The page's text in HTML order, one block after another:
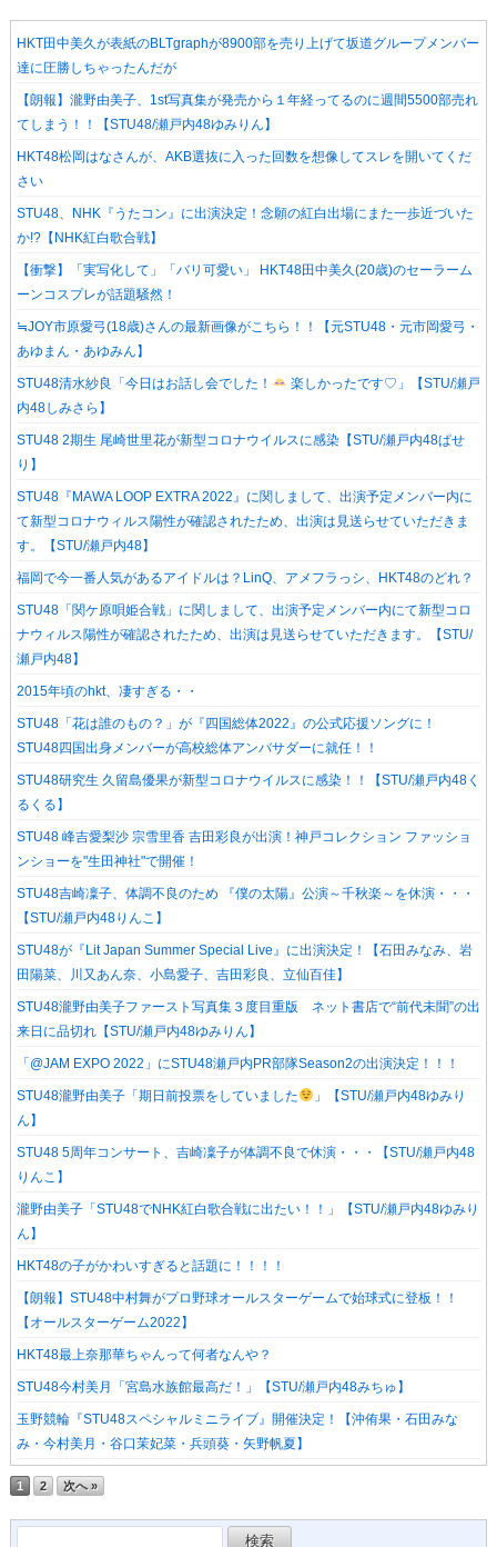
HKT田中美久が表紙のBLTgraphが8900部を売り上げて坂道グループメンバー
達に圧勝しちゃったんだが
【朗報】瀧野由美子、1st写真集が発売から１年経ってるのに週間5500部売れ
てしまう！！【STU48/瀬戸内48ゆみりん】
HKT48松岡はなさんが、AKB選抜に入った回数を想像してスレを開いてくだ
さい
STU48、NHK『うたコン』に出演決定！念願の紅白出場にまた一歩近づいた
か!?【NHK紅白歌合戦】
【衝撃】「実写化して」「バリ可愛い」 HKT48田中美久(20歳)のセーラーム
ーンコスプレが話題騒然！
≒JOY市原愛弓(18歳)さんの最新画像がこちら！！【元STU48・元市岡愛弓・
あゆまん・あゆみん】
STU48清水紗良「今日はお話し会でした！
楽しかったです♡」【STU/瀬戸
内48しみさら】
STU48 2期生 尾崎世里花が新型コロナウイルスに感染【STU/瀬戸内48ぱせ
り】
STU48『MAWA LOOP EXTRA 2022』に関しまして、出演予定メンバー内に
て新型コロナウィルス陽性が確認されたため、出演は見送らせていただきま
す。【STU/瀬戸内48】
福岡で今一番人気があるアイドルは？LinQ、アメフラっシ、HKT48のどれ？
STU48「関ケ原唄姫合戦」に関しまして、出演予定メンバー内にて新型コロ
ナウィルス陽性が確認されたため、出演は見送らせていただきます。【STU/
瀬戸内48】
2015年頃のhkt、凄すぎる・・
STU48「花は誰のもの？」が『四国総体2022』の公式応援ソングに！
STU48四国出身メンバーが高校総体アンバサダーに就任！！
STU48研究生 久留島優果が新型コロナウイルスに感染！！【STU/瀬戸内48く
るくる】
STU48 峰吉愛梨沙 宗雪里香 吉田彩良が出演！神戸コレクション ファッショ
ンショーを"生田神社"で開催！
STU48吉崎凜子、体調不良のため 『僕の太陽』公演～千秋楽～を休演・・・
【STU/瀬戸内48りんこ】
STU48が『Lit Japan Summer Special Live』に出演決定！【石田みなみ、岩
田陽菜、川又あん奈、小島愛子、吉田彩良、立仙百佳】
STU48瀧野由美子ファースト写真集３度目重版 ネット書店で“前代未聞”の出
来日に品切れ【STU/瀬戸内48ゆみりん】
「@JAM EXPO 2022」にSTU48瀬戸内PR部隊Season2の出演決定！！！
STU48瀧野由美子「期日前投票をしていました
」【STU/瀬戸内48ゆみり
ん】
STU48 5周年コンサート、吉崎凜子が体調不良で休演・・・【STU/瀬戸内48
りんこ】
瀧野由美子「STU48でNHK紅白歌合戦に出たい！！」【STU/瀬戸内48ゆみり
ん】
HKT48の子がかわいすぎると話題に！！！！
【朗報】STU48中村舞がプロ野球オールスターゲームで始球式に登板！！
【オールスターゲーム2022】
HKT48最上奈那華ちゃんって何者なんや？
STU48今村美月「宮島水族館最高だ！」【STU/瀬戸内48みちゅ】
玉野競輪『STU48スペシャルミニライブ』開催決定！【沖侑果・石田みな
み・今村美月・谷口茉妃菜・兵頭葵・矢野帆夏】
1 2 次へ »